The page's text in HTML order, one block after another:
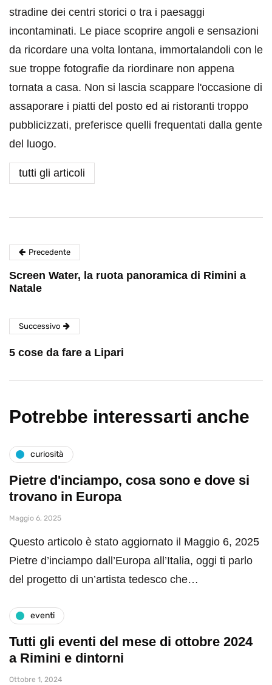
stradine dei centri storici o tra i paesaggi
incontaminati. Le piace scoprire angoli e sensazioni
da ricordare una volta lontana, immortalandoli con le
sue troppe fotografie da riordinare non appena
tornata a casa. Non si lascia scappare l'occasione di
assaporare i piatti del posto ed ai ristoranti troppo
pubblicizzati, preferisce quelli frequentati dalla gente
del luogo.
tutti gli articoli
Precedente
Screen Water, la ruota panoramica di Rimini a
Natale
Successivo
5 cose da fare a Lipari
Potrebbe interessarti anche
curiosità
Pietre d'inciampo, cosa sono e dove si
trovano in Europa
Maggio 6, 2025
Questo articolo è stato aggiornato il Maggio 6, 2025
Pietre d’inciampo dall’Europa all’Italia, oggi ti parlo
del progetto di un’artista tedesco che…
eventi
Tutti gli eventi del mese di ottobre 2024
a Rimini e dintorni
Ottobre 1, 2024